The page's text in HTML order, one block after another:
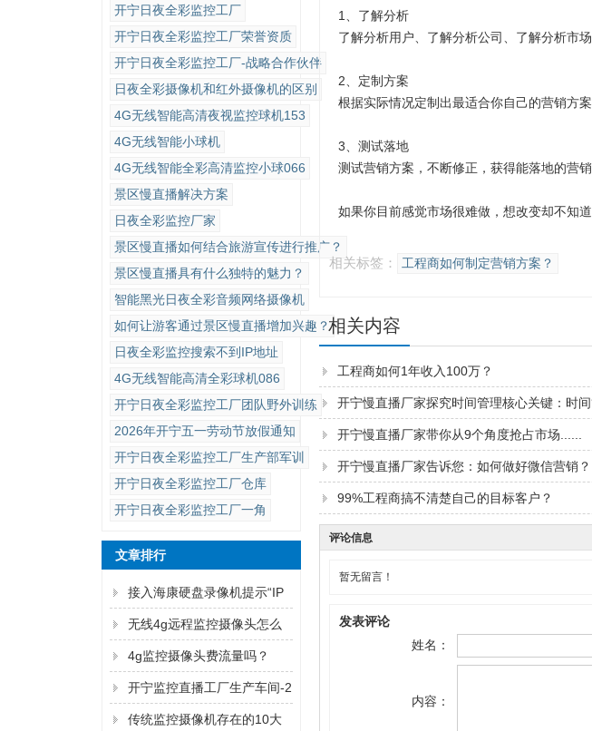
开宁日夜全彩监控工厂
开宁日夜全彩监控工厂荣誉资质
开宁日夜全彩监控工厂-战略合作伙伴
日夜全彩摄像机和红外摄像机的区别
4G无线智能高清夜视监控球机153
4G无线智能小球机
4G无线智能全彩高清监控小球066
景区慢直播解决方案
日夜全彩监控厂家
景区慢直播如何结合旅游宣传进行推广？
景区慢直播具有什么独特的魅力？
智能黑光日夜全彩音频网络摄像机
如何让游客通过景区慢直播增加兴趣？
日夜全彩监控搜索不到IP地址
4G无线智能高清全彩球机086
开宁日夜全彩监控工厂团队野外训练
2026年开宁五一劳动节放假通知
开宁日夜全彩监控工厂生产部军训
开宁日夜全彩监控工厂仓库
开宁日夜全彩监控工厂一角
文章排行
接入海康硬盘录像机提示“IP
通道异常”解决方法
无线4g远程监控摄像头怎么
连手机
4g监控摄像头费流量吗？
开宁监控直播工厂生产车间-2
传统监控摄像机存在的10大
1、了解分析
了解分析用户、了解分析公司、了解分析市
2、定制方案
根据实际情况定制出最适合你自己的营销方案
3、测试落地
测试营销方案，不断修正，获得能落地的营销
如果你目前感觉市场很难做，想改变却不知
相关标签： 工程商如何制定营销方案？
相关内容
工程商如何1年收入100万？
开宁慢直播厂家探究时间管理核心关键：时
开宁慢直播厂家带你从9个角度抢占市场......
开宁慢直播厂家告诉您：如何做好微信营销？
99%工程商搞不清楚自己的目标客户？
评论信息
暂无留言！
发表评论
姓名：
内容：